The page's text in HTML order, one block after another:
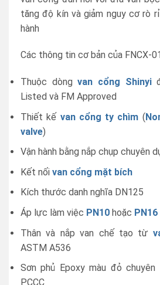
tăng độ kín và giảm nguy cơ rò
hành
Các thông tin cơ bản của FNCX-
Thuộc dòngvan cổng Shinyi
Listed và FM Approved
Thiết kế van cổng ty chìm (
valve)
Vận hành bằng nắp chụp chuyên
Kết nối van cổng mặt bích
Kích thước danh nghĩa DN125
Áp lực làm việc PN10 hoặc PN16
Thân và nắp van chế tạo từ
ASTM A536
Sơn phủ Epoxy màu đỏ
PCCC